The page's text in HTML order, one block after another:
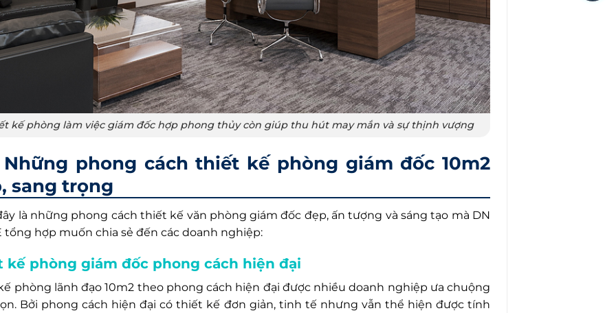
kế phòng làm việc giám đốc hợp phong thủy còn giúp thu hút may mắn và sự thịnh vượng
Những phong cách thiết kế phòng giám đốc 10m2
sang trọng
là những phong cách thiết kế văn phòng giám đốc đẹp, ấn tượng và sáng tạo mà DN
tổng hợp muốn chia sẻ đến các doanh nghiệp:
kế phòng giám đốc phong cách hiện đại
phòng lãnh đạo 10m2 theo phong cách hiện đại được nhiều doanh nghiệp ưa chuộng
Bởi phong cách hiện đại có thiết kế đơn giản, tinh tế nhưng vẫn thể hiện được tính